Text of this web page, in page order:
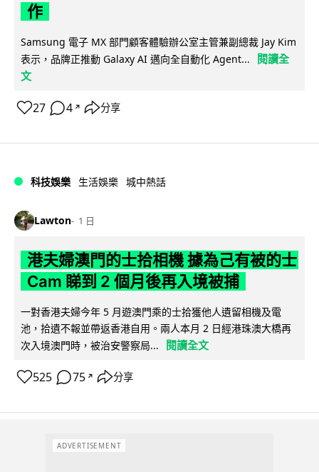
作
Samsung 電子 MX 部門顧客體驗辦公室主管兼副總裁 Jay Kim
表示，品牌正推動 Galaxy AI 邁向全自動化 Agent...
閱讀全
文
27 4 ↗ 分享
科技娛樂 生活娛樂 城中熱話
Lawton 1 日
港夫婦澳門的士拾相機 據為己有被的士
Cam 睇到 2 個月後再入境被捕
一對香港夫婦今年 5 月遊澳門乘的士拾獲他人遺留相機及電
池，拾遺不報並帶返香港自用。兩人本月 2 日經港珠澳大橋再
次入境澳門時，被治安警察局...
閱讀全文
525 75 ↗ 分享
ADVERTISEMENT